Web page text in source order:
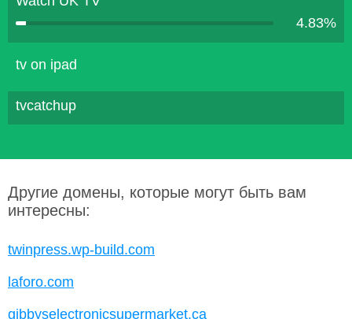
4.83%
tv on ipad
tvcatchup
Другие домены, которые могут быть вам
интересны:
twinpress.wp-build.com
laforo.com
gibbyselectronicsupermarket.ca